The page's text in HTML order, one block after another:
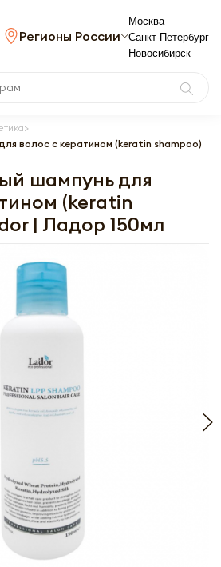
Регионы России
Москва
Санкт-Петербург
Новосибирск
волос с кератином (keratin shampoo)
шампунь для
(keratin
| Ладор 150мл